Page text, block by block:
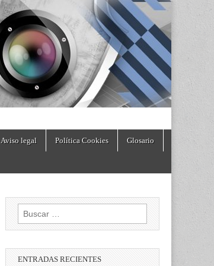
Aviso legal Política Cookies Glosario
Buscar:
ENTRADAS RECIENTES